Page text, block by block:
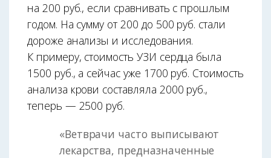
на 200 руб., если сравнивать с прошлым
годом. На сумму от 200 до 500 руб. стали
дороже анализы и исследования.
К примеру, стоимость УЗИ сердца была
1500 руб., а сейчас уже 1700 руб. Стоимость
анализа крови составляла 2000 руб.,
теперь — 2500 руб.
«Ветврачи часто выписывают
лекарства, предназначенные